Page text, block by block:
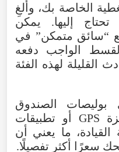
الخاصة بك، وألغِ
تحتاج إليها. يمكن
“سائق متمكن” في
القسط الواجب دفعه
القليلة لهذه الفئة
بوليصات الصندوق
الأسود التي تستخدم أجهزة GPS أو تطبيقات
القيادة، ما يعني أن
سعرًا أكثر تفصيلًا.